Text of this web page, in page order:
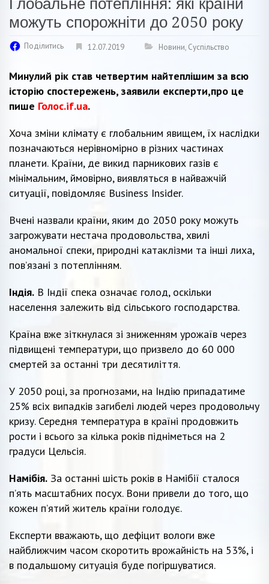
можуть спорожніти до 2050 року
Поділитись 12.07.2019 Новини, Суспільство
Минулий рік став четвертим найтеплішим за всю
історію спостережень, заявили експерти,про це
пише Голос.if.ua.
Хоча зміни клімату є глобальним явищем, їх наслідки
позначаються нерівномірно в різних частинах
планети. Країни, де викид парникових газів є
мінімальним, ймовірно, виявляться в найважчій
ситуації, повідомляє Business Insider.
Вчені назвали країни, яким до 2050 року можуть
загрожувати нестача продовольства, хвилі
аномальної спеки, природні катаклізми та інші лиха,
пов’язані з потеплінням.
Індія. В Індії спека означає голод, оскільки
населення залежить від сільського господарства.
Країна вже зіткнулася зі зниженням урожаїв через
підвищені температури, що призвело до 60 000
смертей за останні три десятиліття.
У 2050 році, за прогнозами, на Індію припадатиме
25% всіх випадків загибелі людей через продовольчу
кризу. Середня температура в країні продовжить
рости і всього за кілька років підніметься на 2
градуси Цельсія.
Намібія. За останні шість років в Намібії сталося
п’ять масштабних посух. Вони привели до того, що
кожен п’ятий житель країни голодує.
Експерти вважають, що дефіцит вологи вже
найближчим часом скоротить врожайність на 53%, і
в подальшому ситуація буде погіршуватися.